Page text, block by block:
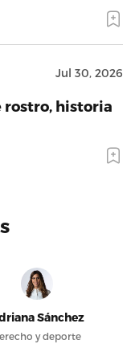
Jul 30, 2026
rostro, historia
Sánchez
y deporte